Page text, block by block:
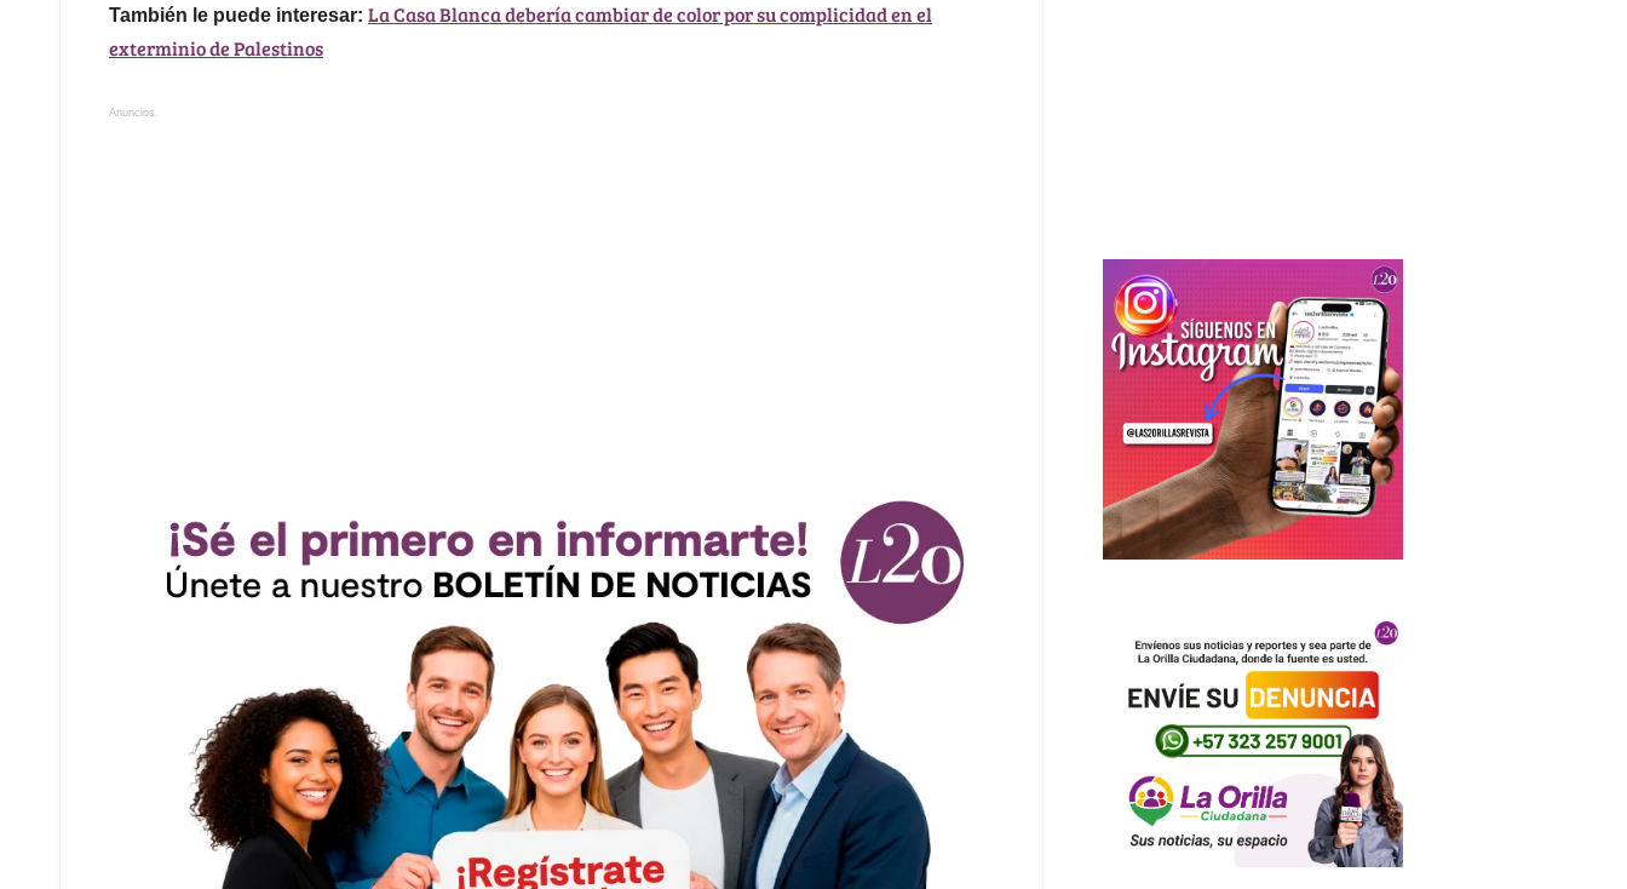
También le puede interesar: La Casa Blanca debería cambiar de color por su complicidad en el
exterminio de Palestinos
Anuncios.